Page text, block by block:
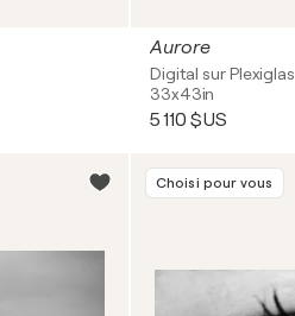
Aurore
Digital sur Plexiglas
33x43in
5 110 $US
Choisi pour vous